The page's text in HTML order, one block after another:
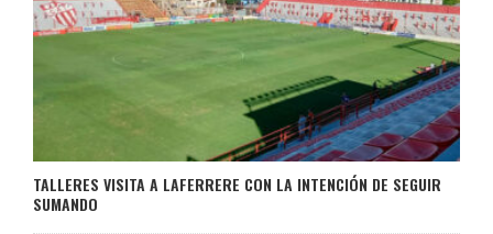
TALLERES VISITA A LAFERRERE CON LA INTENCIÓN DE SEGUIR
SUMANDO